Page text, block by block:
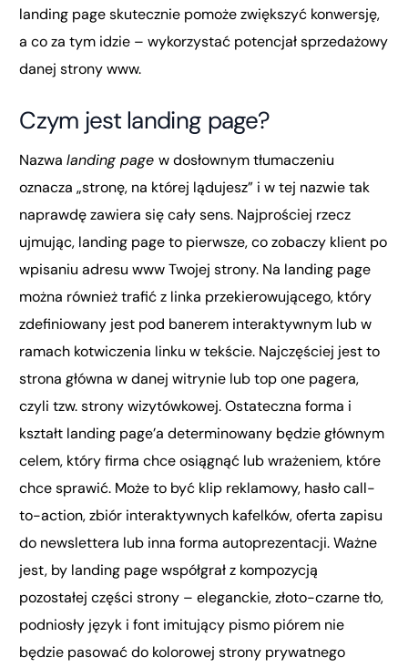
landing page skutecznie pomoże zwiększyć konwersję,
a co za tym idzie – wykorzystać potencjał sprzedażowy
danej strony www.
Czym jest landing page?
Nazwalanding pagew dosłownym tłumaczeniu
oznacza „stronę, na której lądujesz” i w tej nazwie tak
naprawdę zawiera się cały sens. Najprościej rzecz
ujmując, landing page to pierwsze, co zobaczy klient po
wpisaniu adresu www Twojej strony. Na landing page
można również trafić z linka przekierowującego, który
zdefiniowany jest pod banerem interaktywnym lub w
ramach kotwiczenia linku w tekście. Najczęściej jest to
strona główna w danej witrynie lub top one pagera,
czyli tzw. strony wizytówkowej. Ostateczna forma i
kształt landing page’a determinowany będzie głównym
celem, który firma chce osiągnąć lub wrażeniem, które
chce sprawić. Może to być klip reklamowy, hasło call-
to-action, zbiór interaktywnych kafelków, oferta zapisu
do newslettera lub inna forma autoprezentacji. Ważne
jest, by landing page współgrał z kompozycją
pozostałej części strony – eleganckie, złoto-czarne tło,
podniosły język i font imitujący pismo piórem nie
będzie pasować do kolorowej strony prywatnego